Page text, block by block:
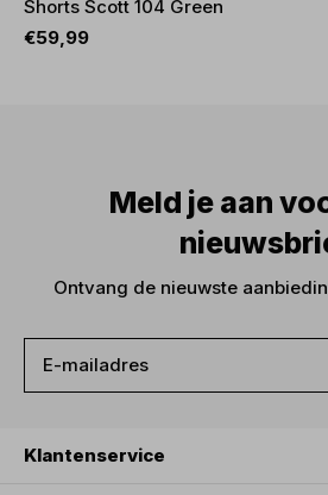
Shorts Scott 104 Green
€59,99
Meld je aan
Ontvang de nieuwste
Klantenservice